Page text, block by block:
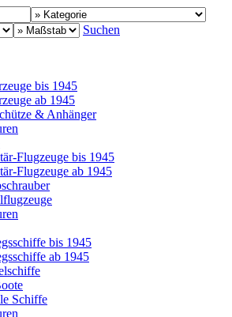
Suchen
bis 1945
ab 1945
& Anhänger
Flugzeuge bis 1945
Flugzeuge ab 1945
bis 1945
ab 1945
Schiffe